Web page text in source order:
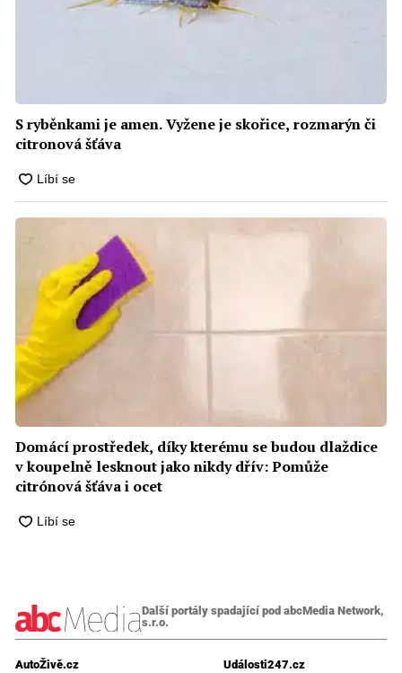
S ryběnkami je amen. Vyžene je skořice, rozmarýn či
citronová šťáva
Domácí prostředek, díky kterému se budou dlaždice
v koupelně lesknout jako nikdy dřív: Pomůže
citrónová šťáva i ocet
Další portály spadající pod abcMedia Network,
s.r.o.
AutoŽivě.cz
Události247.cz